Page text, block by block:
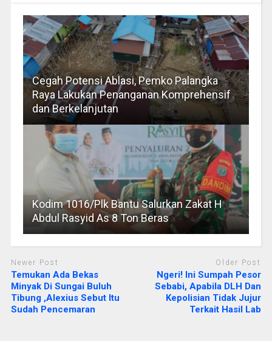
Cegah Potensi Ablasi, Pemko Palangka
Raya Lakukan Penanganan Komprehensif
dan Berkelanjutan
Kodim 1016/Plk Bantu Salurkan Zakat H
Abdul Rasyid As 8 Ton Beras
Newer Post
Temukan Ada Bekas
Minyak Di Sungai Buluh
Tibung ,Alexius Sebut Itu
Sudah Pencemaran
Older Post
Ngeri! Ini Sumpah Pesor
Sebabi, Apabila DLH Dan
Kepolisian Tidak Jujur
Terkait Hasil Lab